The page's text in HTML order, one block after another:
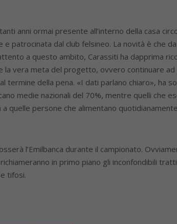
anni ormai presente all’interno della casa
patrocinata dal club felsineo. La novità è che
a questo ambito, Carassiti ha dapprima
la vera meta del progetto, ovvero continuare ad
della pena. «I dati parlano chiaro», ha
medie nazionali del 70%, mentre quelli che
persone che alimentano quotidianamente
l’Emilbanca durante il campionato.
in primo piano gli inconfondibili
tifosi.